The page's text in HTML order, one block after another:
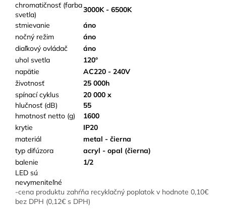
chromatičnosť (farba
svetla)
3000K - 6500K
stmievanie
áno
nočný režim
áno
diaľkový ovládač
áno
uhol svetla
120°
napätie
AC220 - 240V
životnosť
25 000h
spínací cyklus
20 000 x
hlučnosť (dB)
55
hmotnosť netto (g)
1600
krytie
IP20
materiál
metal - čierna
typ difúzora
acryl - opal (čierna)
balenie
1/2
LED sú
nevymeniteľné
-cena produktu zahŕňa recyklačný poplatok v hodnote 0,10€
bez DPH (0,12€ s DPH)